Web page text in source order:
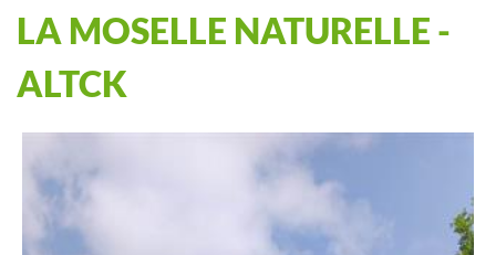
LA MOSELLE NATURELLE -
ALTCK